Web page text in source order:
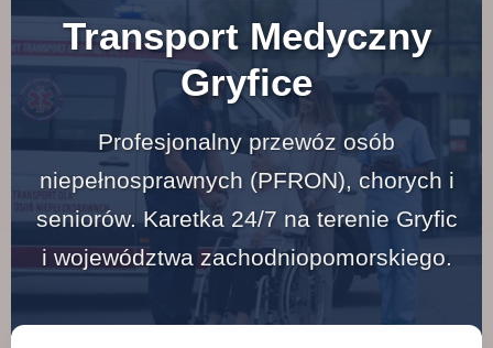
Transport Medyczny
Gryfice
Profesjonalny przewóz osób
niepełnosprawnych (PFRON), chorych i
seniorów. Karetka 24/7 na terenie Gryfic
i województwa zachodniopomorskiego.